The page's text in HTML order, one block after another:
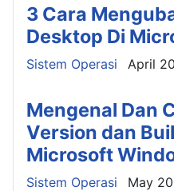
3 Cara
Desktop Di
Details
Sistem Operasi April
Mengenal Dan
Version dan
Microsoft
Details
Sistem Operasi May